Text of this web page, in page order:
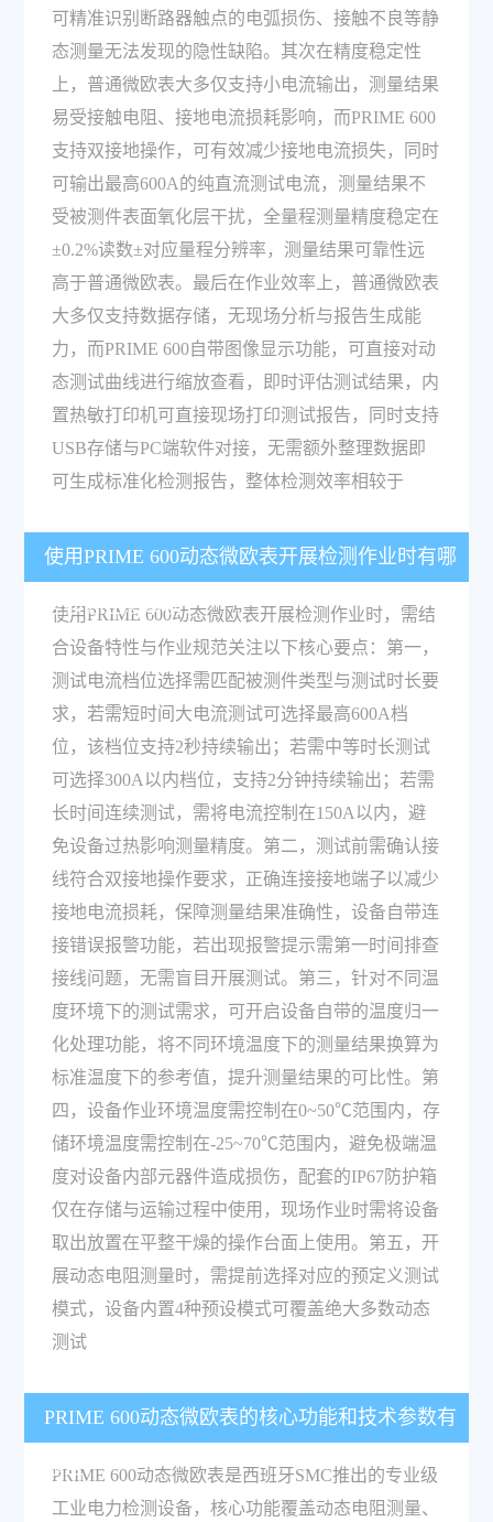
可精准识别断路器触点的电弧损伤、接触不良等静
态测量无法发现的隐性缺陷。其次在精度稳定性
上，普通微欧表大多仅支持小电流输出，测量结果
易受接触电阻、接地电流损耗影响，而PRIME 600
支持双接地操作，可有效减少接地电流损失，同时
可输出最高600A的纯直流测试电流，测量结果不
受被测件表面氧化层干扰，全量程测量精度稳定在
±0.2%读数±对应量程分辨率，测量结果可靠性远
高于普通微欧表。最后在作业效率上，普通微欧表
大多仅支持数据存储，无现场分析与报告生成能
力，而PRIME 600自带图像显示功能，可直接对动
态测试曲线进行缩放查看，即时评估测试结果，内
置热敏打印机可直接现场打印测试报告，同时支持
USB存储与PC端软件对接，无需额外整理数据即
可生成标准化检测报告，整体检测效率相较于
使用PRIME 600动态微欧表开展检测作业时有哪
些核心注意事项？
使用PRIME 600动态微欧表开展检测作业时，需结
合设备特性与作业规范关注以下核心要点：第一，
测试电流档位选择需匹配被测件类型与测试时长要
求，若需短时间大电流测试可选择最高600A档
位，该档位支持2秒持续输出；若需中等时长测试
可选择300A以内档位，支持2分钟持续输出；若需
长时间连续测试，需将电流控制在150A以内，避
免设备过热影响测量精度。第二，测试前需确认接
线符合双接地操作要求，正确连接接地端子以减少
接地电流损耗，保障测量结果准确性，设备自带连
接错误报警功能，若出现报警提示需第一时间排查
接线问题，无需盲目开展测试。第三，针对不同温
度环境下的测试需求，可开启设备自带的温度归一
化处理功能，将不同环境温度下的测量结果换算为
标准温度下的参考值，提升测量结果的可比性。第
四，设备作业环境温度需控制在0~50℃范围内，存
储环境温度需控制在-25~70℃范围内，避免极端温
度对设备内部元器件造成损伤，配套的IP67防护箱
仅在存储与运输过程中使用，现场作业时需将设备
取出放置在平整干燥的操作台面上使用。第五，开
展动态电阻测量时，需提前选择对应的预定义测试
模式，设备内置4种预设模式可覆盖绝大多数动态
测试
PRIME 600动态微欧表的核心功能和技术参数有
哪些？
PRIME 600动态微欧表是西班牙SMC推出的专业级
工业电力检测设备，核心功能覆盖动态电阻测量、